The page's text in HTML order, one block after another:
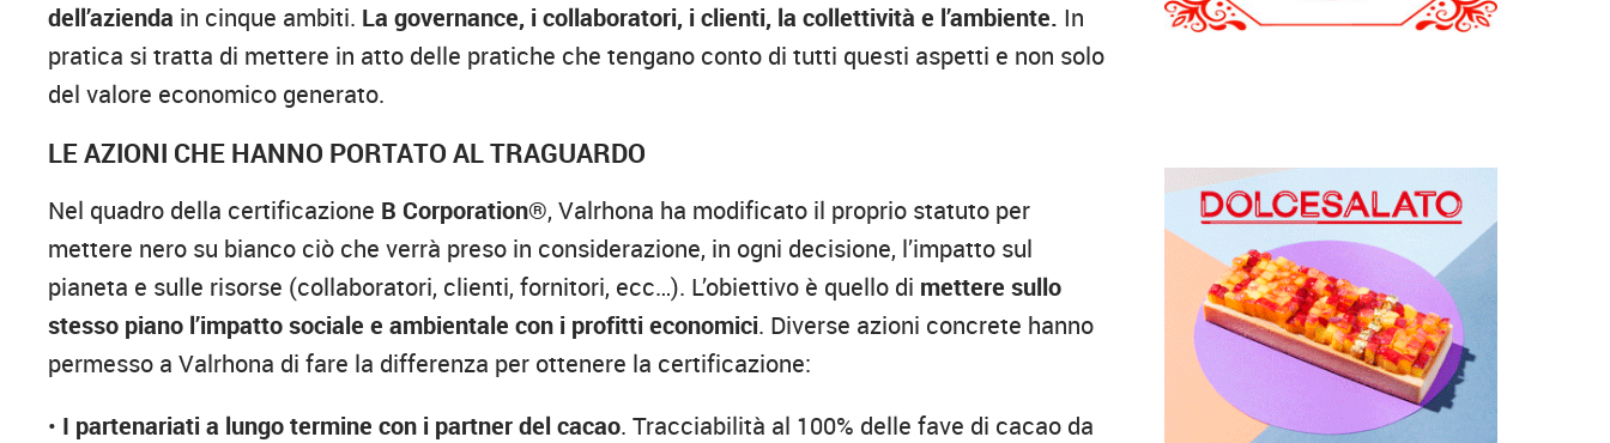
dell’azienda in cinque ambiti. La governance, i collaboratori, i clienti, la collettività e l’ambiente. In
pratica si tratta di mettere in atto delle pratiche che tengano conto di tutti questi aspetti e non solo
del valore economico generato.
LE AZIONI CHE HANNO PORTATO AL TRAGUARDO
Nel quadro della certificazione B Corporation®, Valrhona ha modificato il proprio statuto per
mettere nero su bianco ciò che verrà preso in considerazione, in ogni decisione, l’impatto sul
pianeta e sulle risorse (collaboratori, clienti, fornitori, ecc…). L’obiettivo è quello di mettere sullo
stesso piano l’impatto sociale e ambientale con i profitti economici. Diverse azioni concrete hanno
permesso a Valrhona di fare la differenza per ottenere la certificazione:
• I partenariati a lungo termine con i partner del cacao. Tracciabilità al 100% delle fave di cacao da